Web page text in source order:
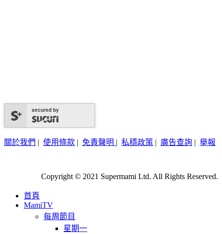
secured by
關於我們 | 使用條款 | 免責聲明 | 私穩政策 | 廣告查詢 | 舉報
Copyright © 2021 Supermami Ltd. All Rights Reserved.
首頁
MamiTV
每周節目
星期一